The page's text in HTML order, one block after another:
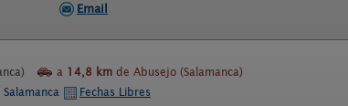
Email
a 14,8 km de Abusejo (Salamanca)
Fechas Libres